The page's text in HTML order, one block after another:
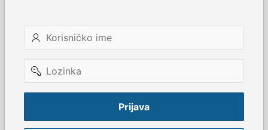
Korisničko
ime
Lozinka
Prijava